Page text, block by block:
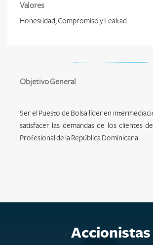
Valores
Honestidad, Compromiso y Lealtad.
Objetivo General
Ser el Puesto de Bolsa líder en
satisfacer las demandas de los clientes
Profesional de la República Dominicana.
Accionistas